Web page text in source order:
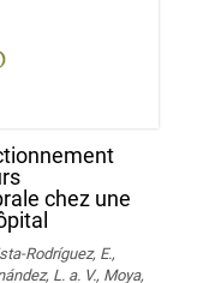
chez une
Rodríguez, E.,
L. a. V., Moya,